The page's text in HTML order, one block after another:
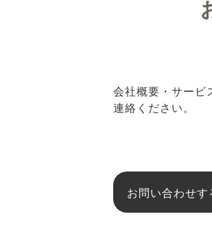
会社概要・サービ
連絡ください。
お問い合わせす